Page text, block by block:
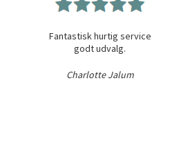
Fantastisk hurtig service
godt udvalg.
Charlotte Jalum